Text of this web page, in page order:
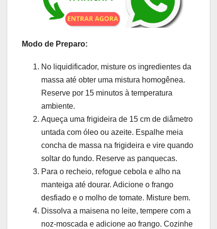
Modo de Preparo:
No liquidificador, misture os ingredientes da
massa até obter uma mistura homogênea.
Reserve por 15 minutos à temperatura
ambiente.
Aqueça uma frigideira de 15 cm de diâmetro
untada com óleo ou azeite. Espalhe meia
concha de massa na frigideira e vire quando
soltar do fundo. Reserve as panquecas.
Para o recheio, refogue cebola e alho na
manteiga até dourar. Adicione o frango
desfiado e o molho de tomate. Misture bem.
Dissolva a maisena no leite, tempere com a
noz-moscada e adicione ao frango. Cozinhe